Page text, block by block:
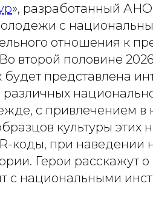
», разработанный АНО
с
отношения к
второй половине
представлена
различных
с привлечением в
культуры этих
коды, при наведении
Герои расскажут о
с национальными